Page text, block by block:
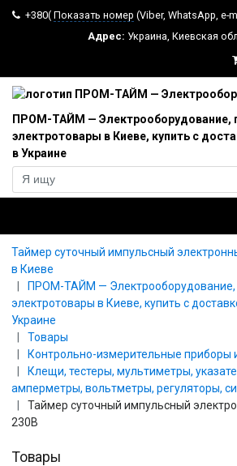
+380( Показать номер (Viber, WhatsApp, e-
Адрес: Украина, Киевская
ПРОМ-ТАЙМ — Электрооборудование,
электротовары в Киеве, купить с
в Украине
Таймер суточный импульсный
в Киеве
ПРОМ-ТАЙМ — Электрооборудование,
электротовары в Киеве, купить с
Украине
Товары
Контрольно-измерительные приборы
Клещи, тестеры, мультиметры,
амперметры, вольтметры, регуляторы,
Таймер суточный импульсный
230В
Товары